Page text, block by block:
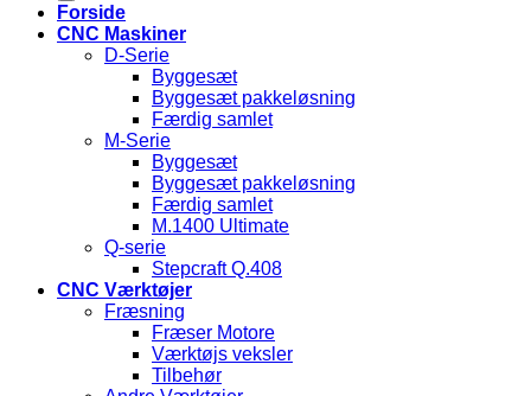
Forside
CNC Maskiner
D-Serie
Byggesæt
Byggesæt pakkeløsning
Færdig samlet
M-Serie
Byggesæt
Byggesæt pakkeløsning
Færdig samlet
M.1400 Ultimate
Q-serie
Stepcraft Q.408
CNC Værktøjer
Fræsning
Fræser Motore
Værktøjs veksler
Tilbehør